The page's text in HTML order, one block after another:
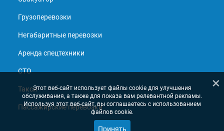
Грузоперевозки
Негабаритные перевозки
Аренда спецтехники
СТО
Такси
Пассажирские перевозки
×
Этот веб-сайт использует файлы cookie для улучшения
обслуживания, а также для показа вам релевантной рекламы.
Используя этот веб-сайт, вы соглашаетесь с использованием
файлов cookie.
Принять